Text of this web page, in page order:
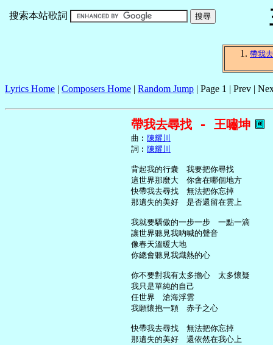
搜索本站歌詞
帶我
Lyrics Home | Composers Home | Random Jump | Page 1 | Prev |
帶我去尋找 - 王嘯坤
     曲︰
陳耀川
     詞︰
陳耀川
     背起我的行囊　我要把你尋找
     這世界那麼大　你會在哪個地方
     快帶我去尋找　無法把你忘掉
     那遺失的美好　是否還留在雲上
     我就要驕傲的一步一步　一點一滴
     讓世界聽見我吶喊的聲音
     像春天溫暖大地
     你總會聽見我熾熱的心
     你不要對我有太多擔心　太多懷疑
     我只是單純的自己
     任世界　滄海浮雲
     我願懷抱一顆　赤子之心
     快帶我去尋找　無法把你忘掉
     那遺失的美好　還依然在我心上